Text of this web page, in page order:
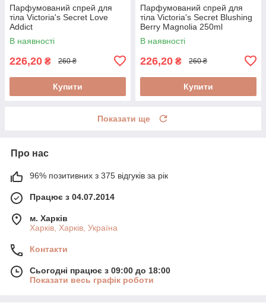
Парфумований спрей для
тіла Victoria's Secret Love
Addict
В наявності
226,20 ₴ 260 ₴
Купити
Парфумований спрей для
тіла Victoria's Secret Blushing
Berry Magnolia 250ml
В наявності
226,20 ₴ 260 ₴
Купити
Показати ще
Про нас
96% позитивних з 375 відгуків за рік
Працює з 04.07.2014
м. Харків
Харків, Харків, Україна
Контакти
Сьогодні працює з 09:00 до 18:00
Показати весь графік роботи